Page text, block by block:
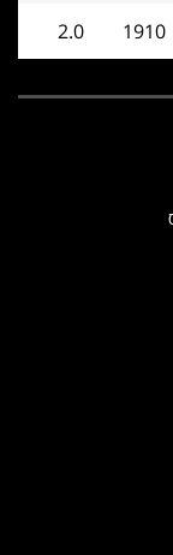
1910
2.0